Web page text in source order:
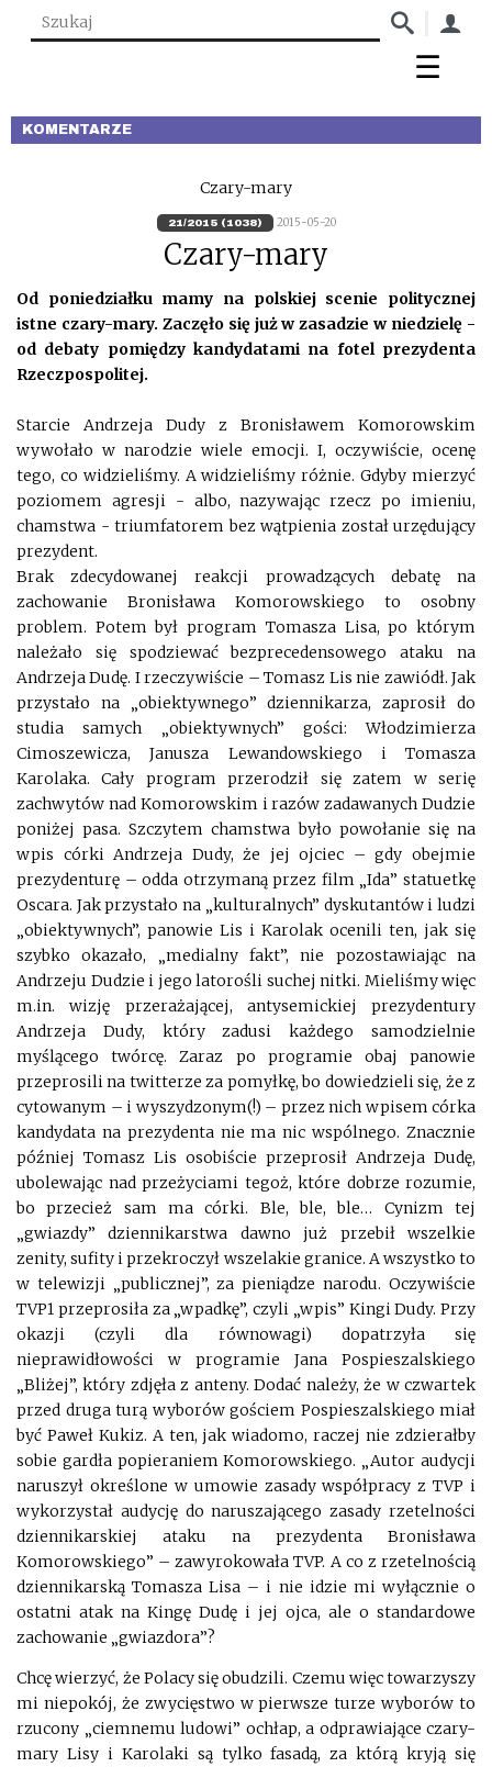
KOMENTARZE
Czary-mary
21/2015 (1038) 2015-05-20
Czary-mary
Od poniedziałku mamy na polskiej scenie politycznej
istne czary-mary. Zaczęło się już w zasadzie w niedzielę -
od debaty pomiędzy kandydatami na fotel prezydenta
Rzeczpospolitej.
Starcie Andrzeja Dudy z Bronisławem Komorowskim
wywołało w narodzie wiele emocji. I, oczywiście, ocenę
tego, co widzieliśmy. A widzieliśmy różnie. Gdyby mierzyć
poziomem agresji - albo, nazywając rzecz po imieniu,
chamstwa - triumfatorem bez wątpienia został urzędujący
prezydent.
Brak zdecydowanej reakcji prowadzących debatę na
zachowanie Bronisława Komorowskiego to osobny
problem. Potem był program Tomasza Lisa, po którym
należało się spodziewać bezprecedensowego ataku na
Andrzeja Dudę. I rzeczywiście – Tomasz Lis nie zawiódł. Jak
przystało na „obiektywnego” dziennikarza, zaprosił do
studia samych „obiektywnych” gości: Włodzimierza
Cimoszewicza, Janusza Lewandowskiego i Tomasza
Karolaka. Cały program przerodził się zatem w serię
zachwytów nad Komorowskim i razów zadawanych Dudzie
poniżej pasa. Szczytem chamstwa było powołanie się na
wpis córki Andrzeja Dudy, że jej ojciec – gdy obejmie
prezydenturę – odda otrzymaną przez film „Ida” statuetkę
Oscara. Jak przystało na „kulturalnych” dyskutantów i ludzi
„obiektywnych”, panowie Lis i Karolak ocenili ten, jak się
szybko okazało, „medialny fakt”, nie pozostawiając na
Andrzeju Dudzie i jego latorośli suchej nitki. Mieliśmy więc
m.in. wizję przerażającej, antysemickiej prezydentury
Andrzeja Dudy, który zadusi każdego samodzielnie
myślącego twórcę. Zaraz po programie obaj panowie
przeprosili na twitterze za pomyłkę, bo dowiedzieli się, że z
cytowanym – i wyszydzonym(!) – przez nich wpisem córka
kandydata na prezydenta nie ma nic wspólnego. Znacznie
później Tomasz Lis osobiście przeprosił Andrzeja Dudę,
ubolewając nad przeżyciami tegoż, które dobrze rozumie,
bo przecież sam ma córki. Ble, ble, ble… Cynizm tej
„gwiazdy” dziennikarstwa dawno już przebił wszelkie
zenity, sufity i przekroczył wszelakie granice. A wszystko to
w telewizji „publicznej”, za pieniądze narodu. Oczywiście
TVP1 przeprosiła za „wpadkę”, czyli „wpis” Kingi Dudy. Przy
okazji (czyli dla równowagi) dopatrzyła się
nieprawidłowości w programie Jana Pospieszalskiego
„Bliżej”, który zdjęła z anteny. Dodać należy, że w czwartek
przed druga turą wyborów gościem Pospieszalskiego miał
być Paweł Kukiz. A ten, jak wiadomo, raczej nie zdzierałby
sobie gardła popieraniem Komorowskiego. „ Autor audycji
naruszył określone w umowie zasadywspółpracy z TVP i
wykorzystał audycję do naruszającego zasady rzetelności
dziennikarskiej ataku na prezydenta Bronisława
Komorowskiego” – zawyrokowała TVP. A co z rzetelnością
dziennikarską Tomasza Lisa – i nie idzie mi wyłącznie o
ostatni atak na Kingę Dudę i jej ojca, ale o standardowe
zachowanie „gwiazdora”?
Chcę wierzyć, że Polacy się obudzili. Czemu więc towarzyszy
mi niepokój, że zwycięstwo w pierwsze turze wyborów to
rzucony „ciemnemu ludowi” ochłap, a odprawiające czary-
mary Lisy i Karolaki są tylko fasadą, za którą kryją się